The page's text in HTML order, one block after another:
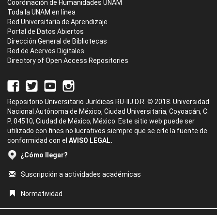
Coordinación de Humanidades UNAM
Toda la UNAM en línea
Red Universitaria de Aprendizaje
Portal de Datos Abiertos
Dirección General de Bibliotecas
Red de Acervos Digitales
Directory of Open Access Repositories
Repositorio Universitario Jurídicas RU-IIJ D.R. © 2018. Universidad
Nacional Autónoma de México, Ciudad Universitaria, Coyoacán, C.
P. 04510, Ciudad de México, México. Este sitio web puede ser
utilizado con fines no lucrativos siempre que se cite la fuente de
conformidad con el AVISO LEGAL.
¿Cómo llegar?
Suscripción a actividades académicas
Normatividad